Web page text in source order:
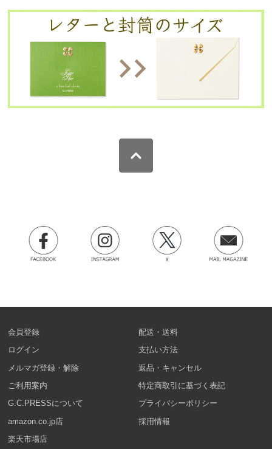
会員登録
ログイン
メルマガ登録・解除
ご利用案内
G.C.PRESSについて
amazon.co.jp店
楽天市場店
配送・送料
支払い方法
返品・キャンセル
特定商取引に基づく表記
プライバシーポリシー
採用情報